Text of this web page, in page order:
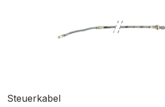
Steuerkabel